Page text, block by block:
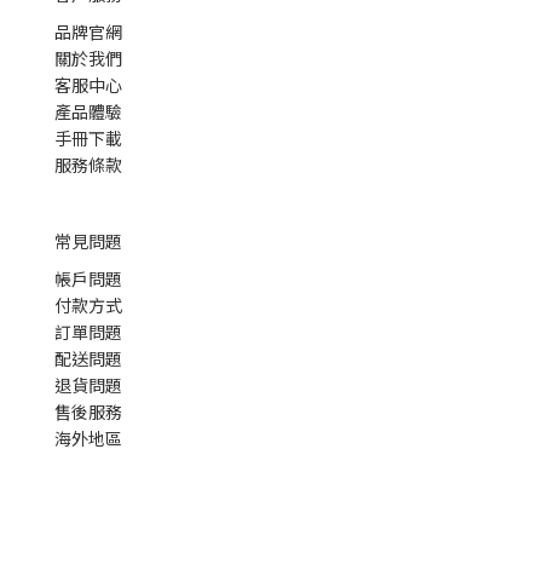
品牌官網
關於我們
客服中心
產品體驗
手冊下載
服務條款
常見問題
帳戶問題
付款方式
訂單問題
配送問題
退貨問題
售後服務
海外地區